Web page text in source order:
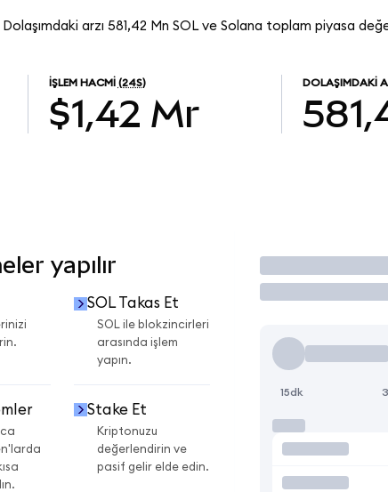
arzı 581,42 Mn SOL ve Solana toplam piyasa
İŞLEM HACMI (24S)
$1,42 Mr
DOLAŞIMDAKI
yapılır
SOL Takas Et
SOL ile blokzincirleri
arasında işlem
yapın.
Stake Et
Kriptonuzu
değerlendirin ve
pasif gelir elde edin.
İşlem Yap
15dk